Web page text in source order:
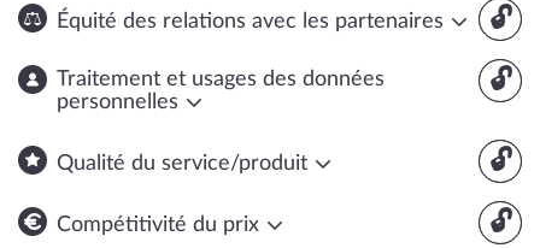
🔓
Équité des relations avec les partenaires
🔓
Traitement et usages des données
personnelles
🔓
Qualité du service/produit
🔓
Compétitivité du prix